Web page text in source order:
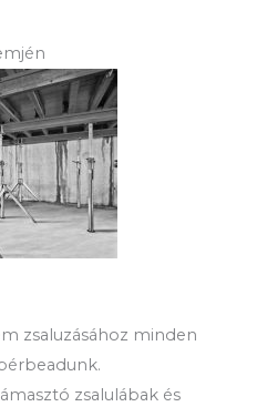
zsaluzásához minden
zsalulábak és